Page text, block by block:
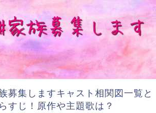
募集しますキャスト相関図一覧と
すじ！原作や主題歌は？